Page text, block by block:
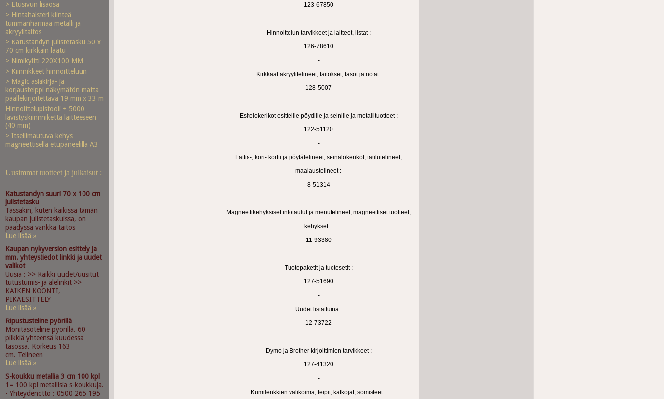
123-67850
-
Hinnoittelun tarvikkeet ja laitteet, listat :
126-78610
-
Kirkkaat akryylitelineet, taitokset, tasot ja nojat:
128-5007
-
Esitelokerikot esitteille pöydille ja seinille ja metallituotteet :
122-51120
-
Lattia-, kori- kortti ja pöytätelineet, seinälokerikot, taulutelineet,
maalaustelineet :
8-51314
-
Magneettikehyksiset infotaulut ja menutelineet, magneettiset tuotteet,
kehykset :
11-93380
-
Tuotepaketit ja tuotesetit :
127-51690
-
Uudet listattuina :
12-73722
-
Dymo ja Brother kirjoittimien tarvikkeet :
127-41320
-
Kumilenkkien valikoima, teipit, katkojat, somisteet :
> Etusivun lisäosa
> Hintahalsteri kiinteä
tummanharmaa metalli ja
akryylitaitos
> Katustandyn julistetasku 50 x
70 cm kirkkain laatu
> Nimikyltti 220X100 MM
> Kiinnikkeet hinnoitteluun
> Magic asiakirja- ja
korjausteippi näkymätön matta
päällekirjoitettava 19 mm x 33 m
Hinnoittelupistooli + 5000
lävistyskiinnnikettä laitteeseen
(40 mm)
> Itseliimautuva kehys
magneettisella etupaneelilla A3
Uusimmat tuotteet ja julkaisut :
Katustandyn suuri 70 x 100 cm
julistetasku
Tässäkin, kuten kaikissa tämän
kaupan julistetaskuissa, on
päädyssä vankka taitos
Lue lisää »
Kaupan nykyversion esittely ja
mm. yhteystiedot linkki ja uudet
valikot
Uusia : >> Kaikki uudet/uusitut
tutustumis- ja alelinkit >>
KAIKEN KOONTI,
PIKAESITTELY
Lue lisää »
Ripustusteline pyörillä
Monitasoteline pyörillä. 60
piikkiä yhteensä kuudessa
tasossa. Korkeus 163
cm. Telineen
Lue lisää »
S-koukku metallia 3 cm 100 kpl
1= 100 kpl metallisia s-koukkuja.
- Yhteydenotto : 0500 265 195